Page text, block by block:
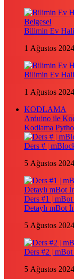
Bilimin Ev
1 Ağustos 2024
Bilimin Ev Hali
1 Ağustos 2024
KODLAMA
Arduino ile
Kodlama
Ders # |
5 Ağustos 2024
Ders #1 |
Detaylı mBot
5 Ağustos 2024
Ders #2 |
5 Ağustos 2024